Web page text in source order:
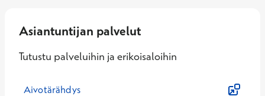
Asiantuntijan palvelut
Tutustu palveluihin ja erikoisaloihin
Aivotärähdys